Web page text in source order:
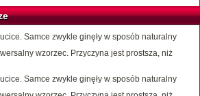
Samce zwykle ginęły w sposób naturalny
wzorzec. Przyczyna jest prostsza, niż
Samce zwykle ginęły w sposób naturalny